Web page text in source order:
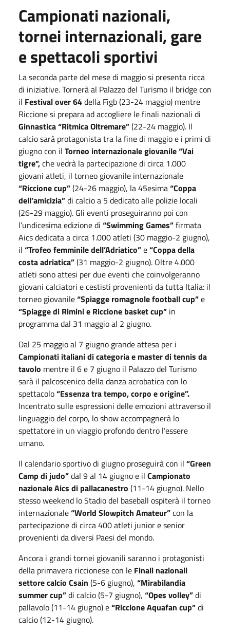
Campionati nazionali,
tornei internazionali, gare
e spettacoli sportivi
La seconda parte del mese di maggio si presenta ricca
di iniziative. Tornerà al Palazzo del Turismo il bridge con
il Festival over 64della Figb (23-24 maggio) mentre
Riccione si prepara ad accogliere le finali nazionali di
Ginnastica “Ritmica Oltremare”(22-24 maggio). Il
calcio sarà protagonista tra la fine di maggio e i primi di
giugno con il Torneo internazionale giovanile “Vai
tigre”,che vedrà la partecipazione di circa 1.000
giovani atleti, il torneo giovanile internazionale
“Riccione cup”(24-26 maggio), la 45esima“Coppa
dell’amicizia”di calcio a 5 dedicato alle polizie locali
(26-29 maggio). Gli eventi proseguiranno poi con
l’undicesima edizione di “Swimming Games”firmata
Aics dedicata a circa 1.000 atleti (30 maggio-2 giugno),
il “Trofeo femminile dell’Adriatico”e“Coppa della
costa adriatica”(31 maggio-2 giugno). Oltre 4.000
atleti sono attesi per due eventi che coinvolgeranno
giovani calciatori e cestisti provenienti da tutta Italia: il
torneo giovanile“Spiagge romagnole football cup”e
“Spiagge di Rimini e Riccione basket cup” in
programma dal 31 maggioal 2 giugno.
Dal 25 maggioal 7 giugno grande attesa per i
Campionati italiani di categoria e master di tennis da
tavolo mentre il 6e 7 giugno il Palazzo del Turismo
sarà il palcoscenico della danza acrobatica con lo
spettacolo“Essenza tra tempo, corpo e origine”.
Incentrato sulle espressioni delle emozioni attraverso il
linguaggio del corpo, lo show accompagnerà lo
spettatore in un viaggio profondo dentro l’essere
umano.
Il calendario sportivo di giugno proseguirà con il “Green
Camp di judo”dal 9al 14 giugnoe il Campionato
nazionale Aics di pallacanestro (11-14 giugno). Nello
stesso weekend lo Stadio del baseball ospiterà il torneo
internazionale“World Slowpitch Amateur”con la
partecipazione di circa 400 atleti junior e senior
provenienti da diversi Paesi del mondo.
Ancora i grandi tornei giovanili saranno i protagonisti
della primavera riccionese con le Finali nazionali
settore calcio Csain (5-6 giugno), “Mirabilandia
summer cup”di calcio (5-7 giugno), “Opes volley”di
pallavolo (11-14 giugno) e“Riccione Aquafan cup”di
calcio (12-14 giugno).